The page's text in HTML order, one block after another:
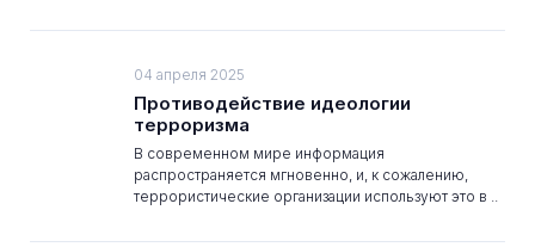
04 апреля 2025
Противодействие идеологии
терроризма
В современном мире информация
распространяется мгновенно, и, к сожалению,
террористические организации используют это в ..